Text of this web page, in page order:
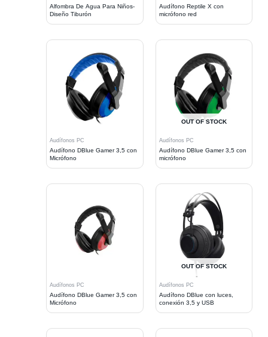
Alfombra De Agua Para Niños-
Diseño Tiburón
Audífono Reptile X con
micrófono red
Audífonos PC
Audífono DBlue Gamer 3,5 con
Micrófono
OUT OF STOCK
Audífonos PC
Audífono DBlue Gamer 3,5 con
micrófono
Audífonos PC
Audífono DBlue Gamer 3,5 con
Micrófono
OUT OF STOCK
Audífonos PC
Audífono DBlue con luces,
conexión 3,5 y USB